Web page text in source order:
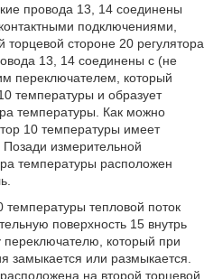
провода 13, 14 соединены
подключениями,
стороне 20 регулятора
13, 14 соединены с (не
переключателем, который
температуры и образует
температуры. Как можно
10 температуры имеет
измерительной
температуры расположен
температуры тепловой поток
поверхность 15 внутрь
переключателю, который при
замыкается или размыкается.
на второй торцевой